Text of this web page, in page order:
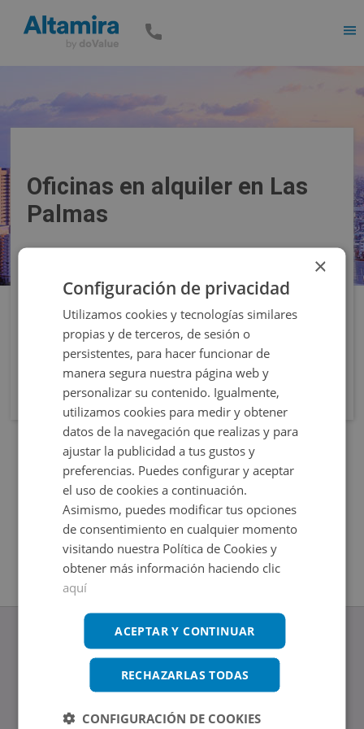
Oficinas en alquiler en Las
Palmas
Filtros
www.altamirainmuebles.com
Edificio Skylight
Avenida de Manoteras 14-16, 28050, Madrid
×
Configuración de privacidad
Utilizamos cookies y tecnologías similares
propias y de terceros, de sesión o
persistentes, para hacer funcionar de
manera segura nuestra página web y
personalizar su contenido. Igualmente,
utilizamos cookies para medir y obtener
datos de la navegación que realizas y para
ajustar la publicidad a tus gustos y
preferencias. Puedes configurar y aceptar
el uso de cookies a continuación.
Asimismo, puedes modificar tus opciones
de consentimiento en cualquier momento
visitando nuestra Política de Cookies y
obtener más información haciendo clic
aquí
ACEPTAR Y CONTINUAR
RECHAZARLAS TODAS
CONFIGURACIÓN DE COOKIES